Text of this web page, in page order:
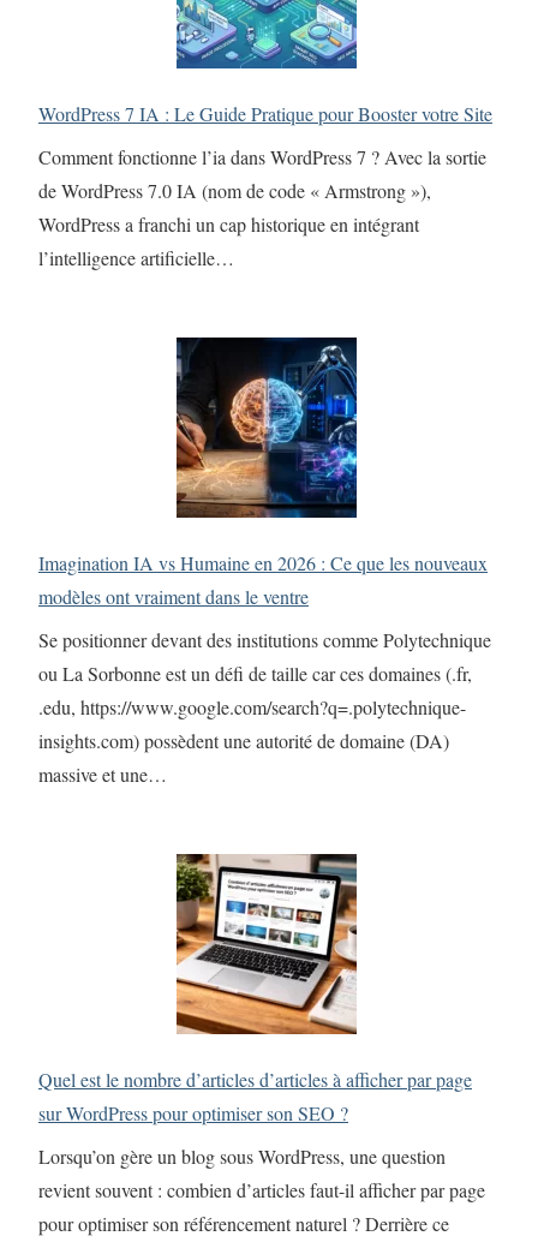
WordPress 7 IA : Le Guide Pratique pour Booster votre Site
Comment fonctionne l’ia dans WordPress 7 ? Avec la sortie
de WordPress 7.0 IA (nom de code « Armstrong »),
WordPress a franchi un cap historique en intégrant
l’intelligence artificielle…
Imagination IA vs Humaine en 2026 : Ce que les nouveaux
modèles ont vraiment dans le ventre
Se positionner devant des institutions comme Polytechnique
ou La Sorbonne est un défi de taille car ces domaines (.fr,
.edu, https://www.google.com/search?q=.polytechnique-
insights.com) possèdent une autorité de domaine (DA)
massive et une…
Quel est le nombre d’articles d’articles à afficher par page
sur WordPress pour optimiser son SEO ?
Lorsqu’on gère un blog sous WordPress, une question
revient souvent : combien d’articles faut-il afficher par page
pour optimiser son référencement naturel ? Derrière ce